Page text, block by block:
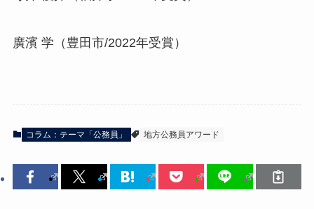
廣濱 学（豊田市/2022年受賞）
コラム：テーマ「公務員」 地方公務員アワード